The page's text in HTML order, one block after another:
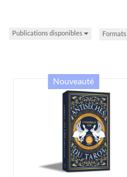
Publications disponibles Formats
Nouveauté